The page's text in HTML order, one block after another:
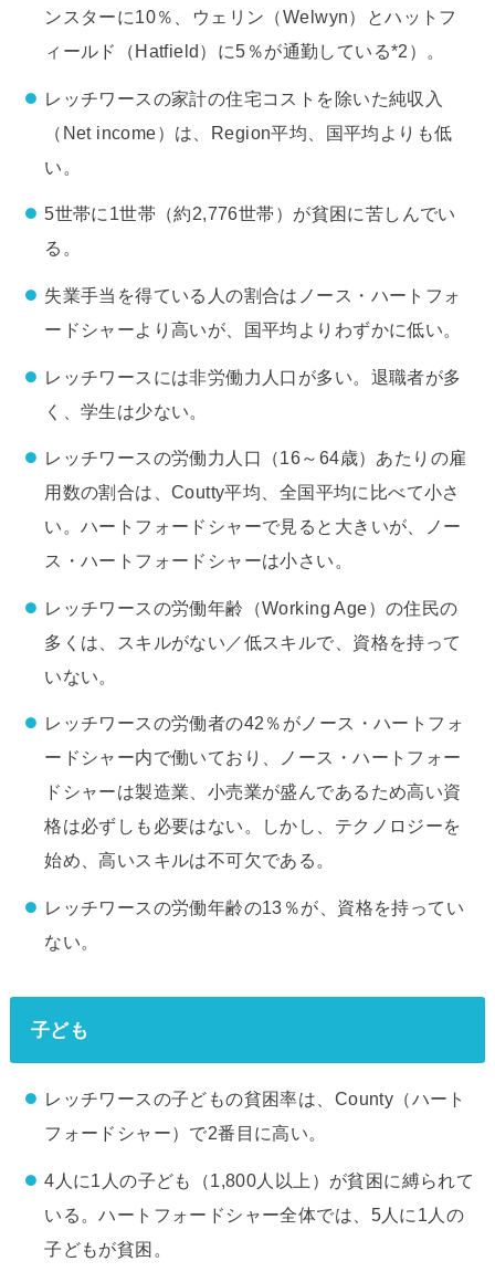
ンスターに10％、ウェリン（Welwyn）とハットフ
ィールド（Hatfield）に5％が通勤している*2）。
レッチワースの家計の住宅コストを除いた純収入
（Net income）は、Region平均、国平均よりも低
い。
5世帯に1世帯（約2,776世帯）が貧困に苦しんでい
る。
失業手当を得ている人の割合はノース・ハートフォ
ードシャーより高いが、国平均よりわずかに低い。
レッチワースには非労働力人口が多い。退職者が多
く、学生は少ない。
レッチワースの労働力人口（16～64歳）あたりの雇
用数の割合は、Coutty平均、全国平均に比べて小さ
い。ハートフォードシャーで見ると大きいが、ノー
ス・ハートフォードシャーは小さい。
レッチワースの労働年齢（Working Age）の住民の
多くは、スキルがない／低スキルで、資格を持って
いない。
レッチワースの労働者の42％がノース・ハートフォ
ードシャー内で働いており、ノース・ハートフォー
ドシャーは製造業、小売業が盛んであるため高い資
格は必ずしも必要はない。しかし、テクノロジーを
始め、高いスキルは不可欠である。
レッチワースの労働年齢の13％が、資格を持ってい
ない。
子ども
レッチワースの子どもの貧困率は、County（ハート
フォードシャー）で2番目に高い。
4人に1人の子ども（1,800人以上）が貧困に縛られて
いる。ハートフォードシャー全体では、5人に1人の
子どもが貧困。